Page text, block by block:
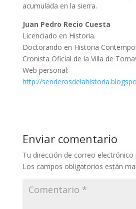
acumulada en la sierra.
Juan Pedro Recio Cuesta
Licenciado en Historia.
Doctorando en Historia
Cronista Oficial de la Villa de
Web personal:
http://
Enviar comentario
Tu dirección de correo electrónico
Los campos obligatorios están